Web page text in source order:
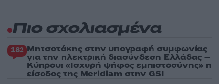
Πιο σχολιασμένα
182 Μητσοτάκης στην υπογραφή συμφωνίας
για την ηλεκτρική διασύνδεση Ελλάδας –
Κύπρου: «Ισχυρή ψήφος εμπιστοσύνης» η
είσοδος της Meridiam στην GSI